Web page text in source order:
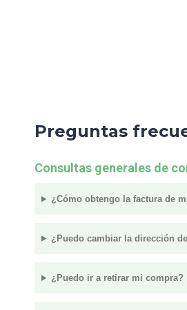
Preguntas
Consultas generales de
¿Cómo obtengo la factura de
¿Puedo cambiar la dirección
¿Puedo ir a retirar mi compra?